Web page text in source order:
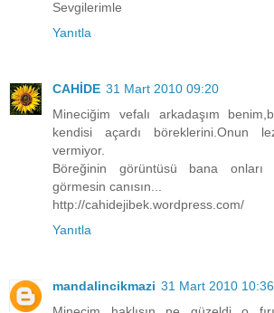
Sevgilerimle
Yanıtla
CAHİDE 31 Mart 2010 09:20
Mineciğim vefalı arkadaşım
kendisi açardı böreklerini.Onun
vermiyor.
Böreğinin görüntüsü bana onları
görmesin canısın...
http://cahidejibek.wordpress.com/
Yanıtla
mandalincikmazi 31 Mart 2010 10:36